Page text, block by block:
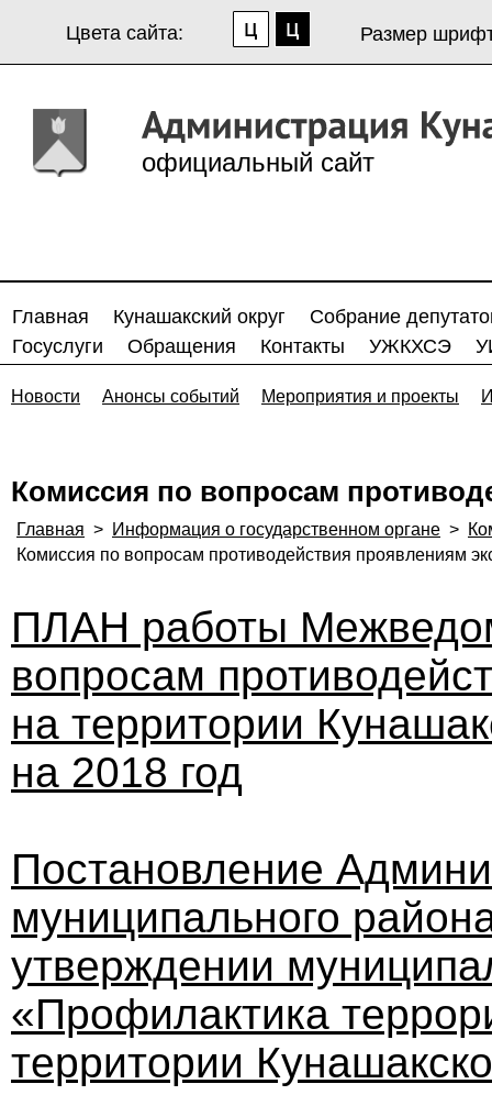
Цвета сайта: Размер
официальный сайт
Главная Кунашакский округ
Собрание
Госуслуги
Обращения Контакты УЖКХСЭ
Новости Анонсы событий Мероприятия и проекты
Комиссия по вопросам
Главная > Информация о государственном органе >
Комиссия по вопросам противодействия проявлениям
ПЛАН работы
вопросам
на территории
на 2018 год
Постановление
муниципального
утверждении
«Профилактика
территории